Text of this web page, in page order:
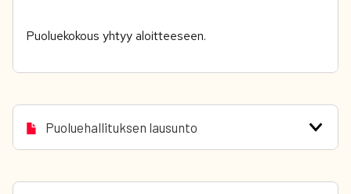
Puoluekokous yhtyy aloitteeseen.
Puoluehallituksen lausunto